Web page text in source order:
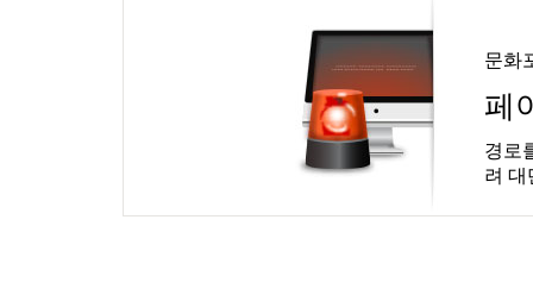
문화
페
경로
려 대